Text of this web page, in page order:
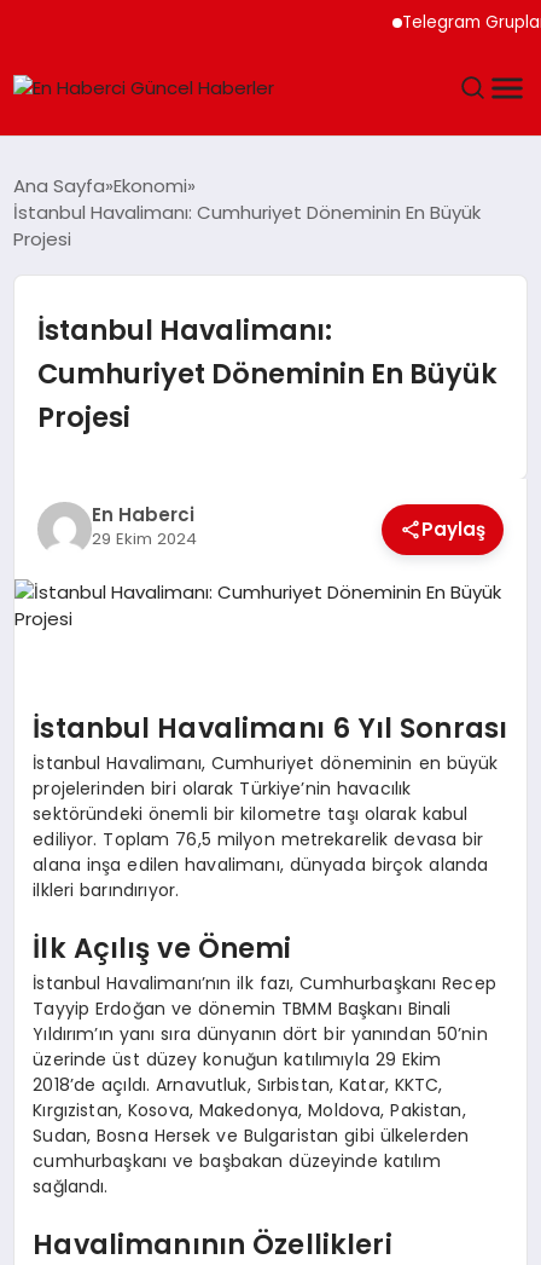
Telegram Grupları
SPOR
MAGAZIN
EKONOMI
EĞITIM
Ana Sayfa Ekonomi
İstanbul Havalimanı: Cumhuriyet Döneminin En Büyük
Projesi
İstanbul Havalimanı:
Cumhuriyet Döneminin En Büyük
Projesi
En Haberci
29 Ekim 2024 Paylaş
İstanbul Havalimanı 6 Yıl Sonrası
İstanbul Havalimanı, Cumhuriyet döneminin en büyük
projelerinden biri olarak Türkiye’nin havacılık
sektöründeki önemli bir kilometre taşı olarak kabul
ediliyor. Toplam 76,5 milyon metrekarelik devasa bir
alana inşa edilen havalimanı, dünyada birçok alanda
ilkleri barındırıyor.
İlk Açılış ve Önemi
İstanbul Havalimanı’nın ilk fazı, Cumhurbaşkanı Recep
Tayyip Erdoğan ve dönemin TBMM Başkanı Binali
Yıldırım’ın yanı sıra dünyanın dört bir yanından 50’nin
üzerinde üst düzey konuğun katılımıyla 29 Ekim
2018’de açıldı. Arnavutluk, Sırbistan, Katar, KKTC,
Kırgızistan, Kosova, Makedonya, Moldova, Pakistan,
Sudan, Bosna Hersek ve Bulgaristan gibi ülkelerden
cumhurbaşkanı ve başbakan düzeyinde katılım
sağlandı.
Havalimanının Özellikleri